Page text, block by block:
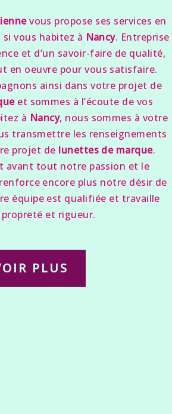
vous propose ses services en
si vous habitez à Nancy. Entreprise
et d’un savoir-faire de qualité,
en oeuvre pour vous satisfaire.
ainsi dans votre projet de
et sommes à l’écoute de vos
à Nancy, nous sommes à votre
transmettre les renseignements
projet de lunettes de marque.
avant tout notre passion et le
encore plus notre désir de
équipe est qualifiée et travaille
propreté et rigueur.
PLUS